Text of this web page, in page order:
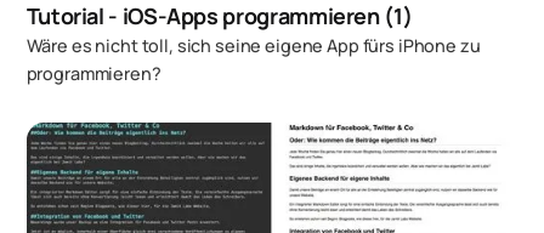
Tutorial - iOS-Apps programmieren (1)
Wäre es nicht toll, sich seine eigene App fürs iPhone zu
programmieren?